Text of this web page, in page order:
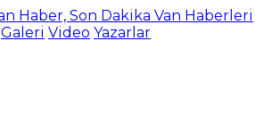
Galeri Video Yazarlar